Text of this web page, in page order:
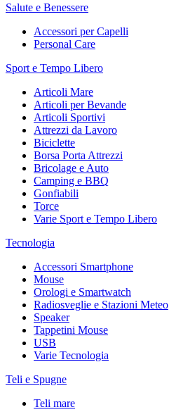
Salute e Benessere
Accessori per Capelli
Personal Care
Sport e Tempo Libero
Articoli Mare
Articoli per Bevande
Articoli Sportivi
Attrezzi da Lavoro
Biciclette
Borsa Porta Attrezzi
Bricolage e Auto
Camping e BBQ
Gonfiabili
Torce
Varie Sport e Tempo Libero
Tecnologia
Accessori Smartphone
Mouse
Orologi e Smartwatch
Radiosveglie e Stazioni Meteo
Speaker
Tappetini Mouse
USB
Varie Tecnologia
Teli e Spugne
Teli mare